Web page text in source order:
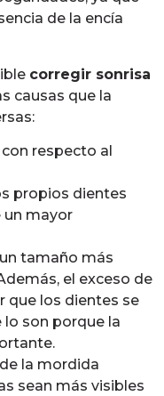
de la encía
corregir sonrisa
causas que la
respecto al
propios dientes
un mayor
tamaño más
el exceso de
que los dientes se
son porque la
la mordida
sean más visibles